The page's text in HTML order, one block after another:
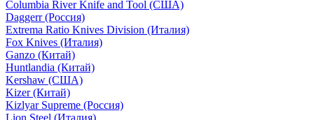
Columbia River Knife and Tool (США)
Daggerr (Россия)
Extrema Ratio Knives Division (Италия)
Fox Knives (Италия)
Ganzo (Китай)
Huntlandia (Китай)
Kershaw (США)
Kizer (Китай)
Kizlyar Supreme (Россия)
Lion Steel (Италия)